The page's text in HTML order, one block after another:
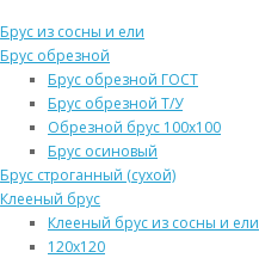
Брус из сосны и ели
Брус обрезной
Брус обрезной ГОСТ
Брус обрезной Т/У
Обрезной брус 100х100
Брус осиновый
Брус строганный (сухой)
Клееный брус
Клееный брус из сосны и ели
120х120